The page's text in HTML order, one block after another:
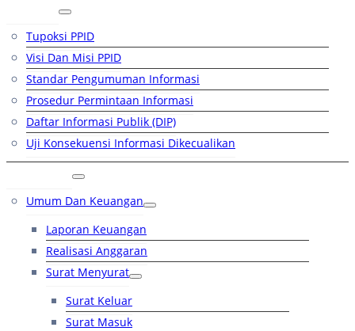
Tupoksi PPID
Visi Dan Misi PPID
Standar Pengumuman Informasi
Prosedur Permintaan Informasi
Daftar Informasi Publik (DIP)
Uji Konsekuensi Informasi Dikecualikan
Umum Dan Keuangan
Laporan Keuangan
Realisasi Anggaran
Surat Menyurat
Surat Keluar
Surat Masuk